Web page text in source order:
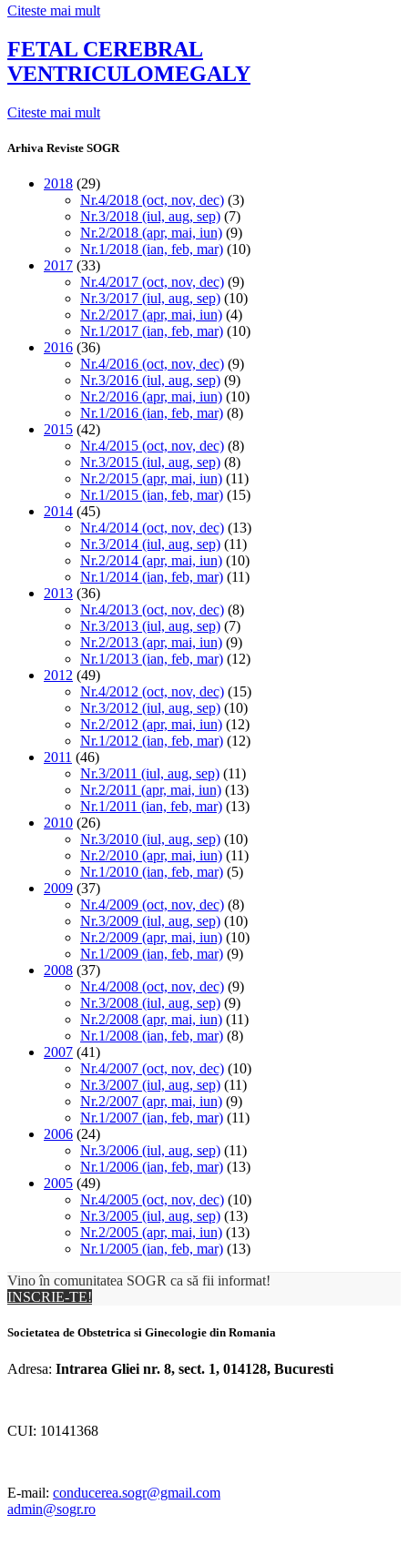
Citeste mai mult
FETAL CEREBRAL
VENTRICULOMEGALY
Citeste mai mult
Arhiva Reviste SOGR
2018 (29)
Nr.4/2018 (oct, nov, dec) (3)
Nr.3/2018 (iul, aug, sep) (7)
Nr.2/2018 (apr, mai, iun) (9)
Nr.1/2018 (ian, feb, mar) (10)
2017 (33)
Nr.4/2017 (oct, nov, dec) (9)
Nr.3/2017 (iul, aug, sep) (10)
Nr.2/2017 (apr, mai, iun) (4)
Nr.1/2017 (ian, feb, mar) (10)
2016 (36)
Nr.4/2016 (oct, nov, dec) (9)
Nr.3/2016 (iul, aug, sep) (9)
Nr.2/2016 (apr, mai, iun) (10)
Nr.1/2016 (ian, feb, mar) (8)
2015 (42)
Nr.4/2015 (oct, nov, dec) (8)
Nr.3/2015 (iul, aug, sep) (8)
Nr.2/2015 (apr, mai, iun) (11)
Nr.1/2015 (ian, feb, mar) (15)
2014 (45)
Nr.4/2014 (oct, nov, dec) (13)
Nr.3/2014 (iul, aug, sep) (11)
Nr.2/2014 (apr, mai, iun) (10)
Nr.1/2014 (ian, feb, mar) (11)
2013 (36)
Nr.4/2013 (oct, nov, dec) (8)
Nr.3/2013 (iul, aug, sep) (7)
Nr.2/2013 (apr, mai, iun) (9)
Nr.1/2013 (ian, feb, mar) (12)
2012 (49)
Nr.4/2012 (oct, nov, dec) (15)
Nr.3/2012 (iul, aug, sep) (10)
Nr.2/2012 (apr, mai, iun) (12)
Nr.1/2012 (ian, feb, mar) (12)
2011 (46)
Nr.3/2011 (iul, aug, sep) (11)
Nr.2/2011 (apr, mai, iun) (13)
Nr.1/2011 (ian, feb, mar) (13)
2010 (26)
Nr.3/2010 (iul, aug, sep) (10)
Nr.2/2010 (apr, mai, iun) (11)
Nr.1/2010 (ian, feb, mar) (5)
2009 (37)
Nr.4/2009 (oct, nov, dec) (8)
Nr.3/2009 (iul, aug, sep) (10)
Nr.2/2009 (apr, mai, iun) (10)
Nr.1/2009 (ian, feb, mar) (9)
2008 (37)
Nr.4/2008 (oct, nov, dec) (9)
Nr.3/2008 (iul, aug, sep) (9)
Nr.2/2008 (apr, mai, iun) (11)
Nr.1/2008 (ian, feb, mar) (8)
2007 (41)
Nr.4/2007 (oct, nov, dec) (10)
Nr.3/2007 (iul, aug, sep) (11)
Nr.2/2007 (apr, mai, iun) (9)
Nr.1/2007 (ian, feb, mar) (11)
2006 (24)
Nr.3/2006 (iul, aug, sep) (11)
Nr.1/2006 (ian, feb, mar) (13)
2005 (49)
Nr.4/2005 (oct, nov, dec) (10)
Nr.3/2005 (iul, aug, sep) (13)
Nr.2/2005 (apr, mai, iun) (13)
Nr.1/2005 (ian, feb, mar) (13)
Vino în comunitatea SOGR ca să fii informat!
INSCRIE-TE!
Societatea de Obstetrica si Ginecologie din Romania
Adresa: Intrarea Gliei nr. 8, sect. 1, 014128, Bucuresti
CUI: 10141368
E-mail: conducerea.sogr@gmail.com
admin@sogr.ro